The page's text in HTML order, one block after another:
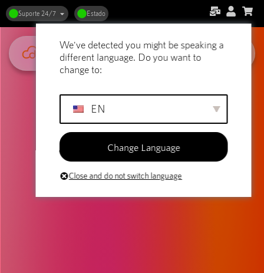
Suporte 24/7 Estado
We've detected you might be speaking a
different language. Do you want to
change to:
EN
Change Language
Close and do not switch language